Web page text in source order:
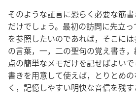
そのような証言に恐らく必要な筋
だけでしょう。最初の訪問に先立
を参照したいのであれば，そこに
の言葉，一，二の聖句の覚え書き
点の簡単なメモだけを記せばよい
書きを用意して使えば，とりとめ
く，記憶しやすい明快な音信を残す